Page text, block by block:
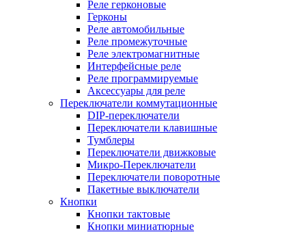
Реле герконовые
Герконы
Реле автомобильные
Реле промежуточные
Реле электромагнитные
Интерфейсные реле
Реле программируемые
Аксессуары для реле
Переключатели коммутационные
DIP-переключатели
Переключатели клавишные
Тумблеры
Переключатели движковые
Микро-Переключатели
Переключатели поворотные
Пакетные выключатели
Кнопки
Кнопки тактовые
Кнопки миниатюрные